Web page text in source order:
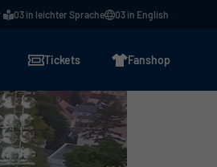
03 in leichter Sprache 03 in English
Tickets Fanshop